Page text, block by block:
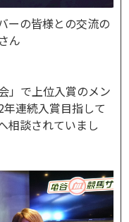
ーの皆様との交流の
ん
」で上位入賞のメン
連続入賞目指して
相談されていまし